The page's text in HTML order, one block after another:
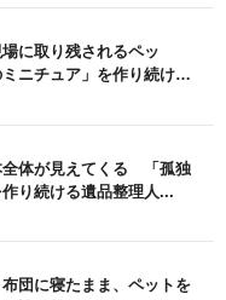
に取り残されるペッ
ニチュア」を作り続け
全体が見えてくる 「孤独
り続ける遺品整理人...
団に寝たまま、ペットを